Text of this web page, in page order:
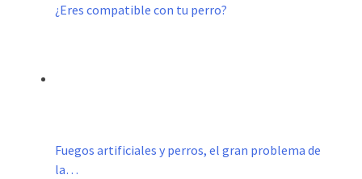
¿Eres compatible con tu perro?
Fuegos artificiales y perros, el gran problema de
la…